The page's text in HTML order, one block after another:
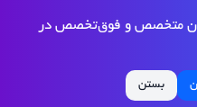
متخصص و فوق‌تخصص در
بستن